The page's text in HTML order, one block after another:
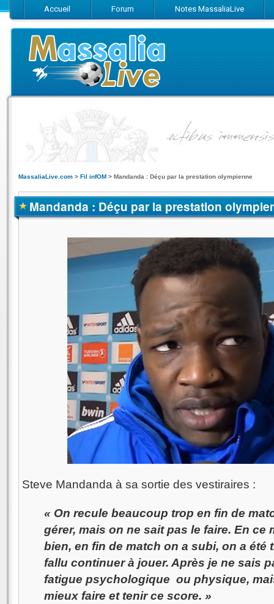
Accueil Forum Notes MassaliaLive
Suivez-nous sur Facebook
Suivez-nous sur Twitter
Abonnez-
MassaliaLive.com > Fil infOM > Mandanda : Déçu par la prestation olympienne
Mandanda : Déçu par la prestation
Steve Mandanda à sa sortie des vestiraires :
« On recule beaucoup trop en fin de
gérer, mais on ne sait pas le faire. En ce
bien, en fin de match on a subi, on a été
fallu continuer à jouer. Après je ne sais
fatigue psychologique ou physique,
mieux faire et tenir ce score. »